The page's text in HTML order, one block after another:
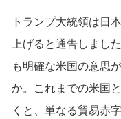
トランプ大統領は日
上げると通告しまし
も明確な米国の意思
か。これまでの米国
くと、単なる貿易赤